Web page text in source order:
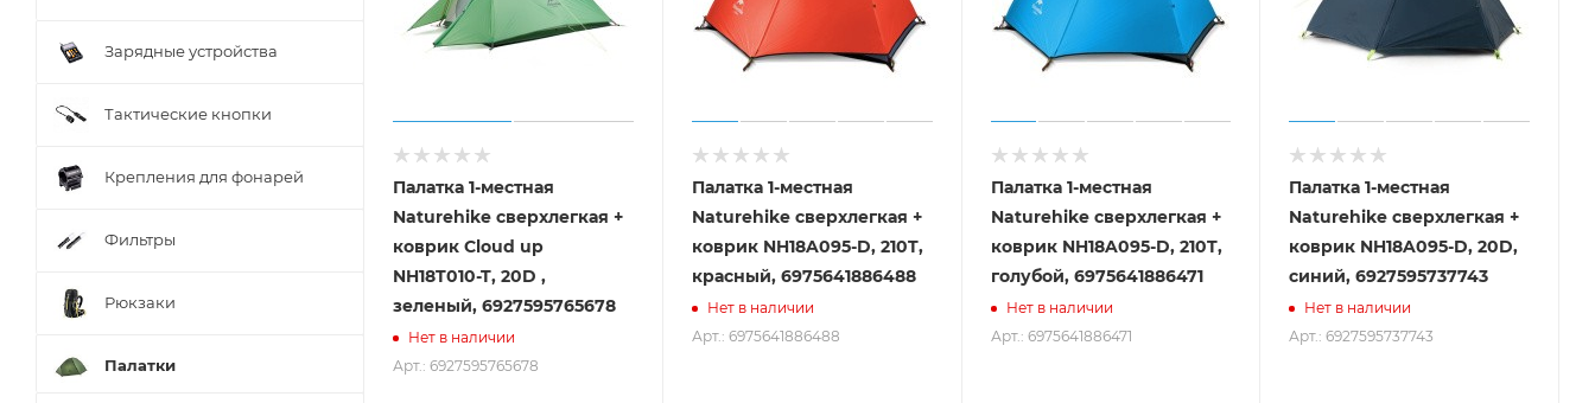
Палатка 1-местная
Naturehike сверхлегкая +
коврик Сloud up
NH18T010-T, 20D ,
зеленый, 6927595765678
Нет в наличии
Арт.: 6927595765678
Палатка 1-местная
Naturehike сверхлегкая +
коврик NH18A095-D, 210T,
красный, 6975641886488
Нет в наличии
Арт.: 6975641886488
Палатка 1-местная
Naturehike сверхлегкая +
коврик NH18A095-D, 210T,
голубой, 6975641886471
Нет в наличии
Арт.: 6975641886471
Палатка 1-местная
Naturehike сверхлегкая +
коврик NH18A095-D, 20D,
синий, 6927595737743
Нет в наличии
Арт.: 6927595737743
Зарядные устройства
Тактические кнопки
Крепления для фонарей
Фильтры
Рюкзаки
Палатки